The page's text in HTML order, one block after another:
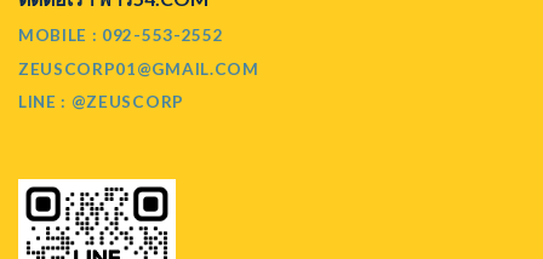
MOBILE : 092-553-2552
ZEUSCORP01@GMAIL.COM
LINE : @ZEUSCORP